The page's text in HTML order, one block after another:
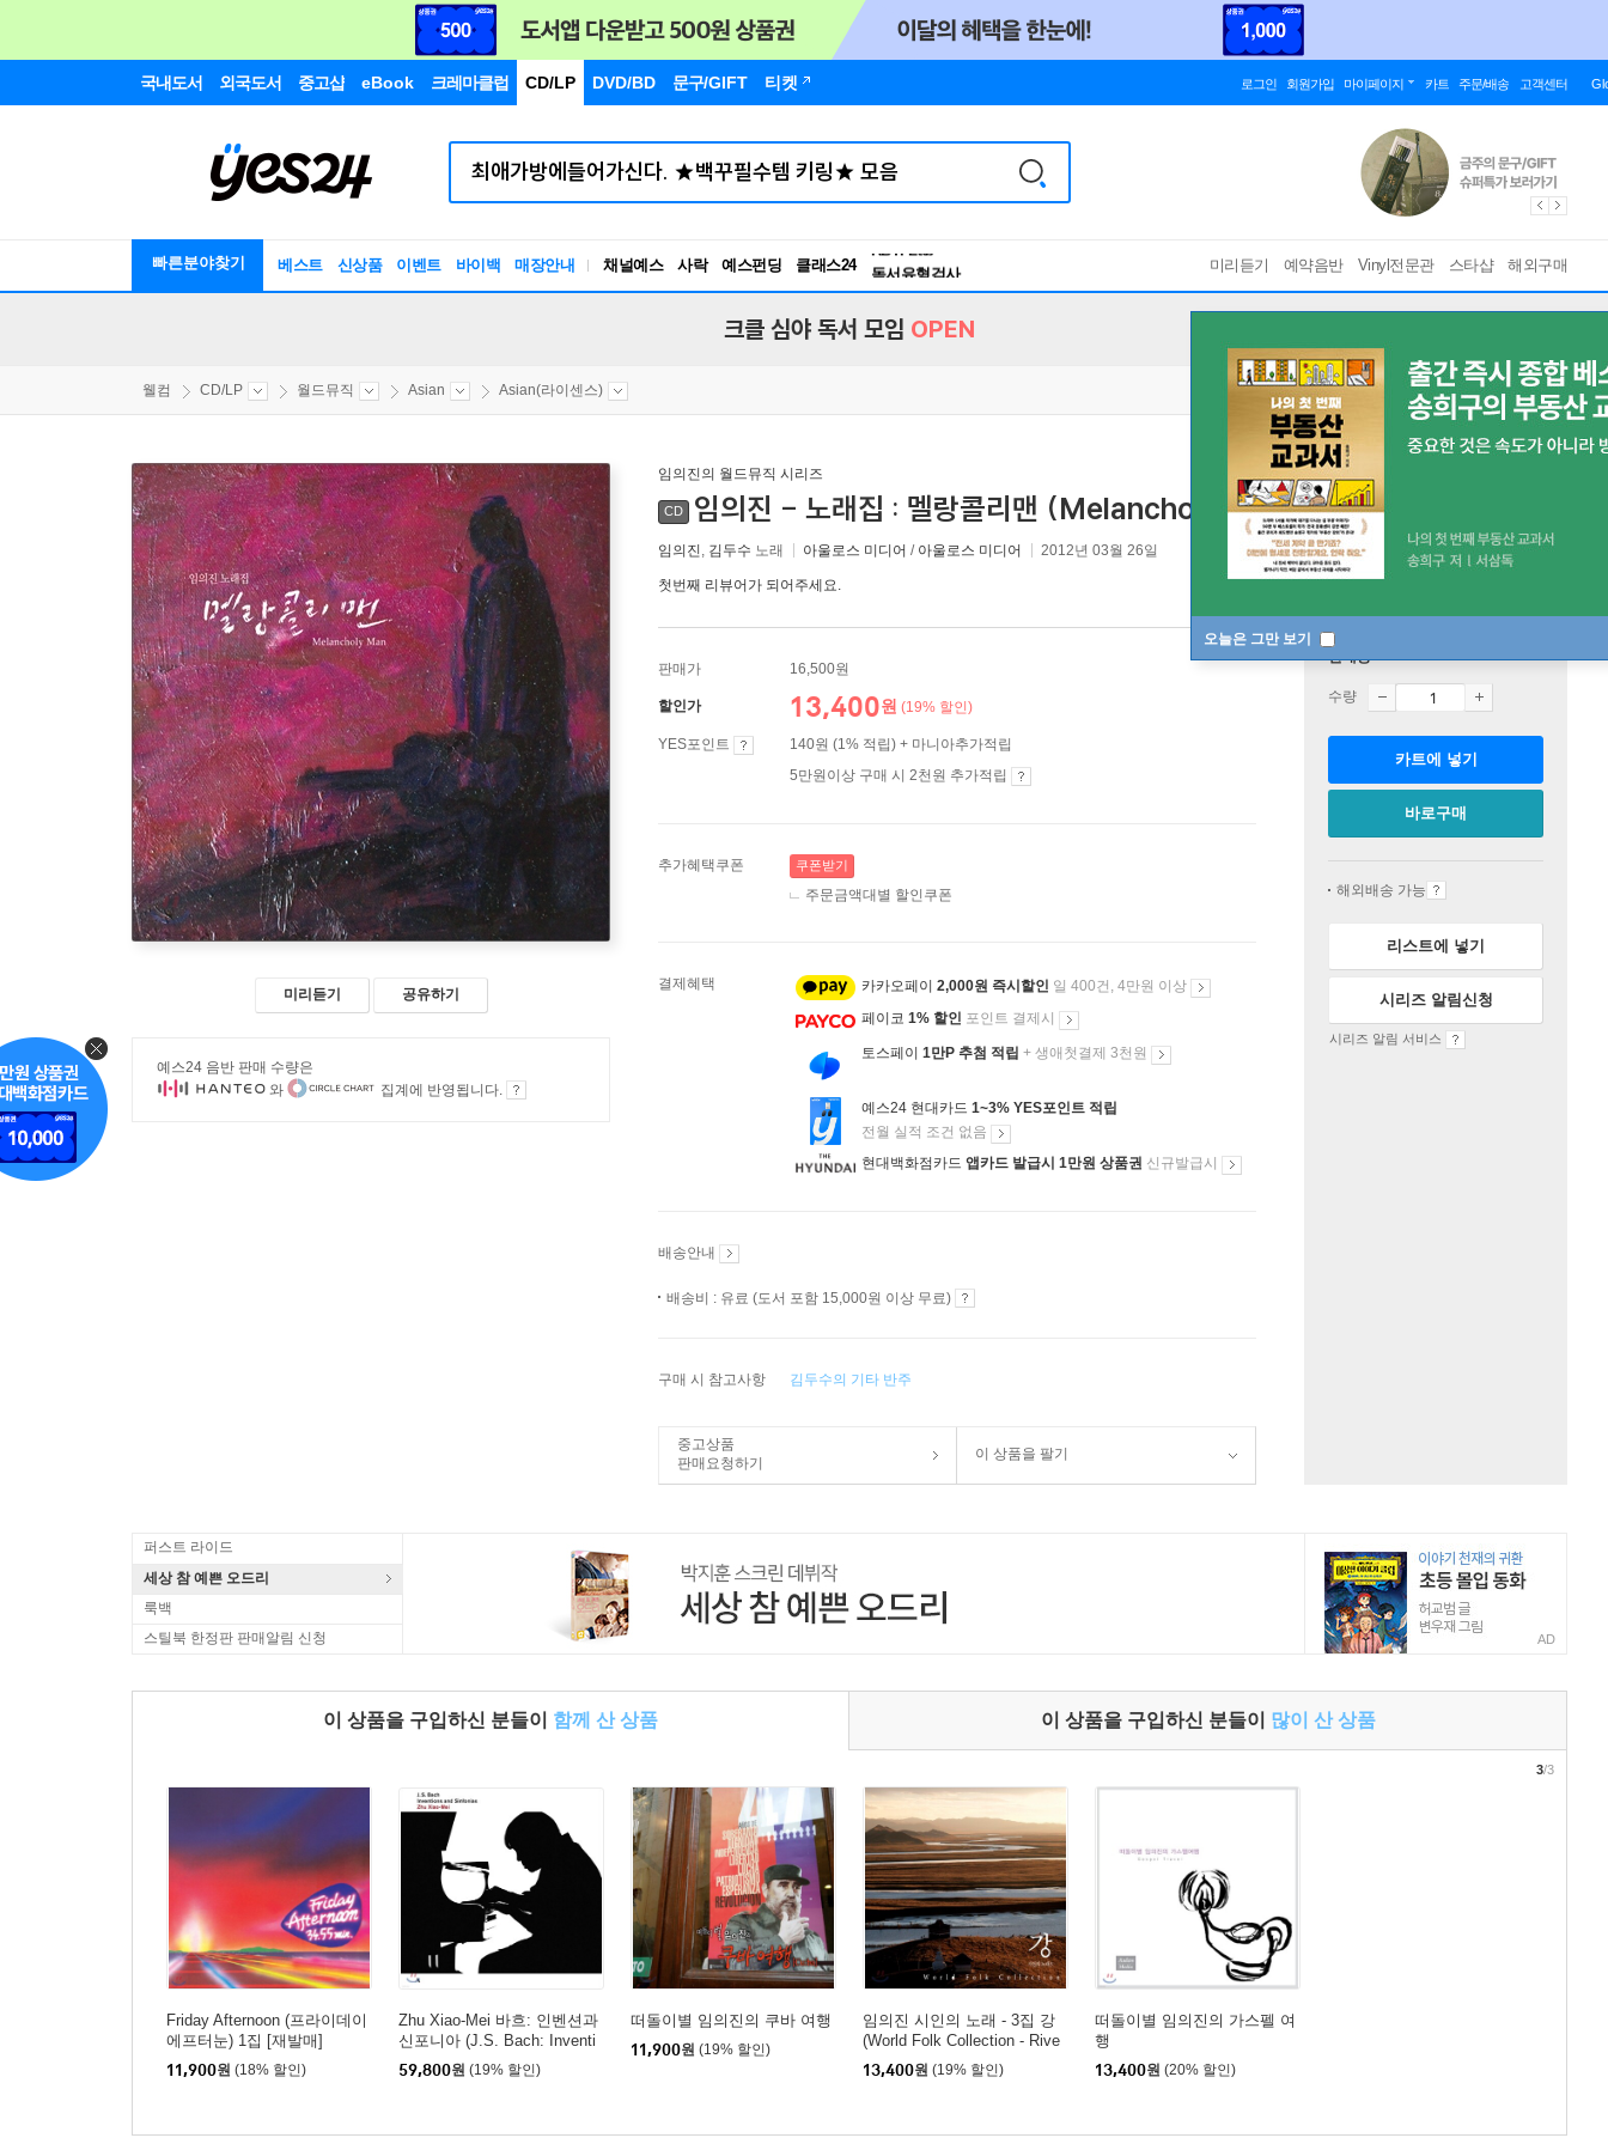
국내도서 외국도서 중고샵 eBook 크레마클럽 CD/LP DVD/BD 문구/GIFT 티켓 로그인 회원가입 마이페이지 카트 주문/배송 고객센터
빠른분야찾기 베스트 신상품 이벤트 바이백 매장안내 채널예스 사락 예스펀딩 클래스24
독서유형검사
RBTI Lab
미리듣기 예약음반 Vinyl전문관 스타샵 해외구매
오늘은 그만 보기
크클 심야 독서 모임 OPEN
웰컴 CD/LP 월드뮤직 Asian Asian(라이센스)
미리듣기 공유하기
예스24 음반 판매 수량은
와
집계에 반영됩니다.
임의진의 월드뮤직 시리즈
CD 임의진 - 노래집 : 멜랑콜리맨 (Melancholy Man)
임의진 , 김두수 노래 아울로스 미디어 / 아울로스 미디어 2012년 03월 26일
첫번째 리뷰어가 되어주세요.
판매가 16,500원
할인가 13,400원 (19% 할인)
YES포인트
140원 (1% 적립) + 마니아추가적립
5만원이상 구매 시 2천원 추가적립
추가혜택쿠폰 쿠폰받기
주문금액대별 할인쿠폰
결제혜택 카카오페이 2,000원 즉시할인 일 400건, 4만원 이상
페이코 1% 할인 포인트 결제시
토스페이 1만P 추첨 적립 + 생애첫결제 3천원
예스24 현대카드 1~3% YES포인트 적립
전월 실적 조건 없음
현대백화점카드 앱카드 발급시 1만원 상품권 신규발급시
배송안내
배송비 : 유료 (도서 포함 15,000원 이상 무료)
구매 시 참고사항 김두수의 기타 반주
중고상품
판매요청하기
이 상품을 팔기
판매중
수량
카트에 넣기
바로구매
해외배송 가능
리스트에 넣기
시리즈 알림신청
시리즈 알림 서비스
퍼스트 라이드
세상 참 예쁜 오드리
룩백
스틸북 한정판 판매알림 신청
AD
이 상품을 구입하신 분들이 함께 산 상품 이 상품을 구입하신 분들이 많이 산 상품
Friday Afternoon (프라이데이
에프터눈) 1집 [재발매]
11,900원 (18% 할인)
Zhu Xiao-Mei 바흐: 인벤션과
신포니아 (J.S. Bach: Inventi
ons and Sinfonias BWV 772-
801) 주 샤오-메이 [2LP]
59,800원 (19% 할인)
떠돌이별 임의진의 쿠바 여행
11,900원 (19% 할인)
임의진 시인의 노래 - 3집 강
(World Folk Collection - Rive
r)
13,400원 (19% 할인)
떠돌이별 임의진의 가스펠 여
행
13,400원 (20% 할인)
3/3